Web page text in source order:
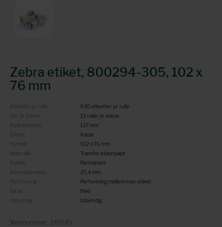
Zebra etiket, 800294-305, 102 x
76 mm
Etiketter pr. rulle
930 etiketter pr. rulle
Stk. pr. kasse
12 ruller pr. kasse
Rullediameter
127 mm
Enhed
Kasse
Format
102 x 76 mm
Materiale
Transfer etiketpapir
Klæber
Permanent
Kernestørrelse
25,4 mm
Perforering
Perforering mellem hver etiket
Farve
Hvid
Oprulning
Udvendig
Varenummer: 240145